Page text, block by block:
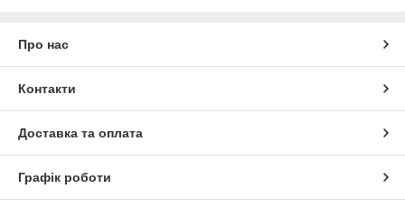
Про нас
Контакти
Доставка та оплата
Графік роботи